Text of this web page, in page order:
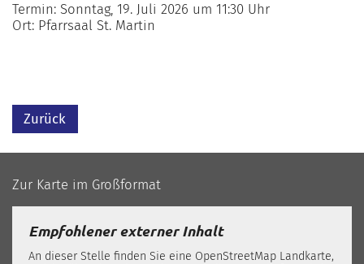
Termin: Sonntag, 19. Juli 2026 um 11:30 Uhr
Ort: Pfarrsaal St. Martin
Zurück
Zur Karte im Großformat
Empfohlener externer Inhalt
An dieser Stelle finden Sie eine OpenStreetMap Landkarte,